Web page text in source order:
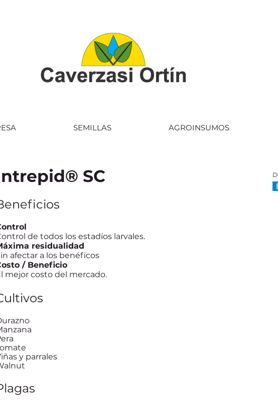
SEMILLAS AGROINSUMOS
SC
de todos los estadíos larvales.
residualidad
afectar a los benéficos
/ Beneficio
mejor costo del mercado.
y parrales